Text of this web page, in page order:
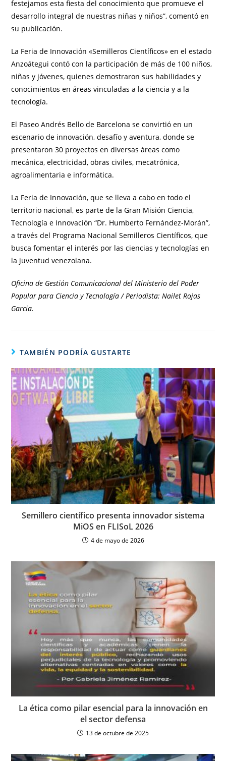
festejamos esta fiesta del conocimiento que promueve el
desarrollo integral de nuestras niñas y niños”, comentó en
su publicación.
La Feria de Innovación «Semilleros Científicos» en el estado
Anzoátegui contó con la participación de más de 100 niños,
niñas y jóvenes, quienes demostraron sus habilidades y
conocimientos en áreas vinculadas a la ciencia y a la
tecnología.
El Paseo Andrés Bello de Barcelona se convirtió en un
escenario de innovación, desafío y aventura, donde se
presentaron 30 proyectos en diversas áreas como
mecánica, electricidad, obras civiles, mecatrónica,
agroalimentaria e informática.
La Feria de Innovación, que se lleva a cabo en todo el
territorio nacional, es parte de la Gran Misión Ciencia,
Tecnología e Innovación “Dr. Humberto Fernández-Morán”,
a través del Programa Nacional Semilleros Científicos, que
busca fomentar el interés por las ciencias y tecnologías en
la juventud venezolana.
Oficina de Gestión Comunicacional del Ministerio del Poder
Popular para Ciencia y Tecnología / Periodista: Nailet Rojas
Garcia.
TAMBIÉN PODRÍA GUSTARTE
Semillero científico presenta innovador sistema
MiOS en FLISoL 2026
4 de mayo de 2026
La ética como pilar esencial para la innovación en
el sector defensa
13 de octubre de 2025